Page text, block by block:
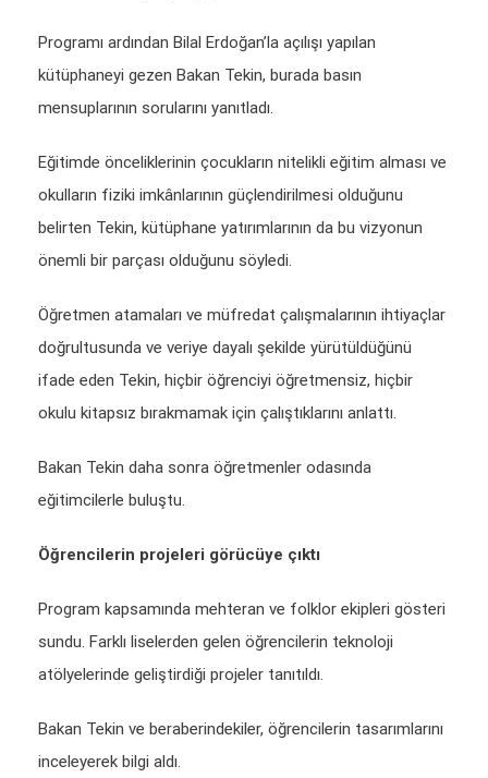
Programı ardından Bilal Erdoğan’la açılışı yapılan
kütüphaneyi gezen Bakan Tekin, burada basın
mensuplarının sorularını yanıtladı.
Eğitimde önceliklerinin çocukların nitelikli eğitim alması ve
okulların fiziki imkânlarının güçlendirilmesi olduğunu
belirten Tekin, kütüphane yatırımlarının da bu vizyonun
önemli bir parçası olduğunu söyledi.
Öğretmen atamaları ve müfredat çalışmalarının ihtiyaçlar
doğrultusunda ve veriye dayalı şekilde yürütüldüğünü
ifade eden Tekin, hiçbir öğrenciyi öğretmensiz, hiçbir
okulu kitapsız bırakmamak için çalıştıklarını anlattı.
Bakan Tekin daha sonra öğretmenler odasında
eğitimcilerle buluştu.
Öğrencilerin projeleri görücüye çıktı
Program kapsamında mehteran ve folklor ekipleri gösteri
sundu. Farklı liselerden gelen öğrencilerin teknoloji
atölyelerinde geliştirdiği projeler tanıtıldı.
Bakan Tekin ve beraberindekiler, öğrencilerin tasarımlarını
inceleyerek bilgi aldı.